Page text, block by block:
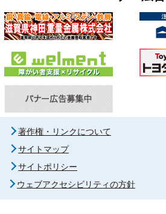
著作権・リンクについて
サイトマップ
サイトポリシー
ウェブアクセシビリティの方針